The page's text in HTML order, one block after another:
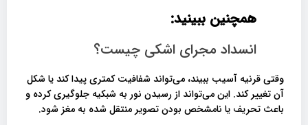
همچنین ببینید:
انسداد مجرای اشکی چیست؟
وقتی قرنیه آسیب ببیند، می‌تواند شفافیت کمتری پیدا کند یا شکل
آن تغییر کند. این می‌تواند از رسیدن نور به شبکیه جلوگیری کرده و
باعث تحریف یا نامشخص بودن تصویر منتقل شده به مغز شود.